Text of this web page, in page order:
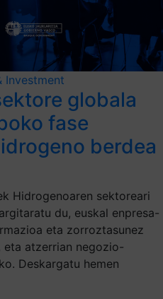
Investment
globala
fase
berdea
Hidrogenoaren sektoreari
du, euskal enpresa-
eta zorroztasunez
eta atzerrian negozio-
Deskargatu hemen